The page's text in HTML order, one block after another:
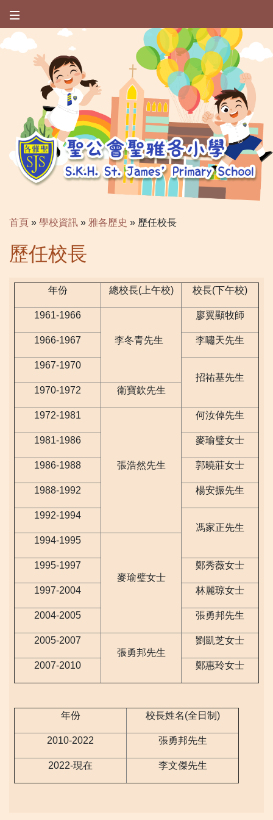
首頁 » 學校資訊 » 雅各歷史 » 歷任校長
歷任校長
年份 總校長(上午校) 校長(下午校)
1961-1966
李冬青先生
廖翼顯牧師
1966-1967 李嘯天先生
1967-1970
招祐基先生
1970-1972
衛寶欽先生
1972-1981
張浩然先生
何汝倬先生
1981-1986 麥瑜璧女士
1986-1988 郭曉莊女士
1988-1992 楊安振先生
1992-1994
馮家正先生
1994-1995
麥瑜璧女士
1995-1997 鄭秀薇女士
1997-2004 林麗琼女士
2004-2005 張勇邦先生
2005-2007
張勇邦先生
劉凱芝女士
2007-2010 鄭惠玲女士
年份 校長姓名(全日制)
2010-2022 張勇邦先生
2022-現在 李文傑先生